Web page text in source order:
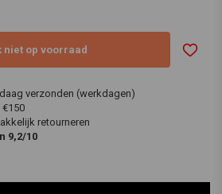
niet op voorraad
verzonden (werkdagen)
€150
retourneren
9,2/10